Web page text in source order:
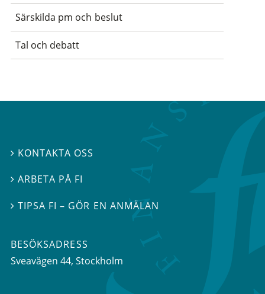
Särskilda pm och beslut
Tal och debatt
 KONTAKTA OSS
ARBETA PÅ FI
TIPSA FI – GÖR EN ANMÄLAN
BESÖKSADRESS
Sveavägen 44, Stockholm